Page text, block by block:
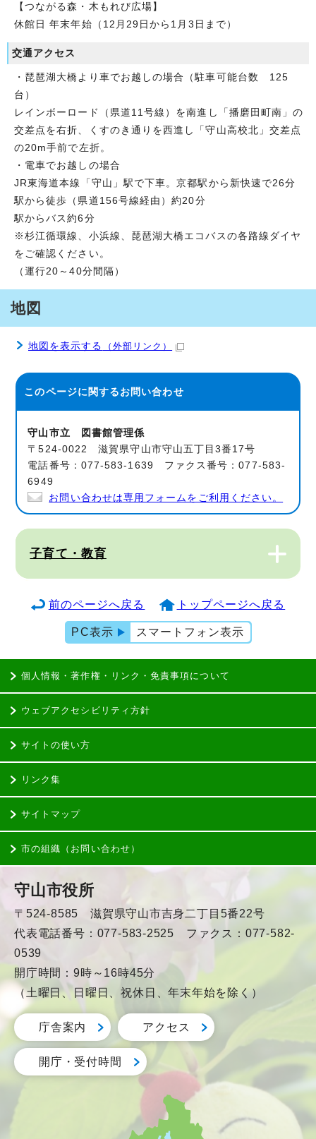
【つながる森・木もれび広場】
休館日 年末年始（12月29日から1月3日まで）
交通アクセス
・琵琶湖大橋より車でお越しの場合（駐車可能台数 125
台）
レインボーロード（県道11号線）を南進し「播磨田町南」の
交差点を右折、くすのき通りを西進し「守山高校北」交差点
の20m手前で左折。
・電車でお越しの場合
JR東海道本線「守山」駅で下車。京都駅から新快速で26分
駅から徒歩（県道156号線経由）約20分
駅からバス約6分
※杉江循環線、小浜線、琵琶湖大橋エコバスの各路線ダイヤ
をご確認ください。
（運行20～40分間隔）
地図
地図を表示する （外部リンク）
このページに関するお問い合わせ
守山市立 図書館管理係
〒524-0022 滋賀県守山市守山五丁目3番17号
電話番号：077-583-1639 ファクス番号：077-583-
6949
お問い合わせは専用フォームをご利用ください。
子育て・教育
前のページへ戻る トップページへ戻る
PC表示 スマートフォン表示
個人情報・著作権・リンク・免責事項について
ウェブアクセシビリティ方針
サイトの使い方
リンク集
サイトマップ
市の組織（お問い合わせ）
守山市役所
〒524-8585 滋賀県守山市吉身二丁目5番22号
代表電話番号：077-583-2525 ファクス：077-582-
0539
開庁時間：9時～16時45分
（土曜日、日曜日、祝休日、年末年始を除く）
庁舎案内 アクセス
開庁・受付時間